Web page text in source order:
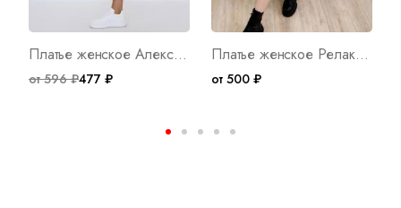
Платье женское Александра В Арт. 10171
от 596 ₽477 ₽
Платье женское Релакс И Арт. 7890
от 500 ₽